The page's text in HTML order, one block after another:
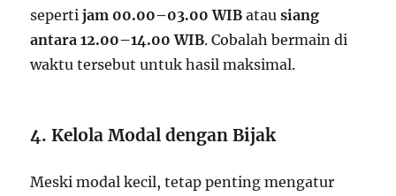
sepertijam 00.00–03.00 WIB atausiang
antara 12.00–14.00 WIB. Cobalah bermain di
waktu tersebut untuk hasil maksimal.
4. Kelola Modal dengan Bijak
Meski modal kecil, tetap penting mengatur